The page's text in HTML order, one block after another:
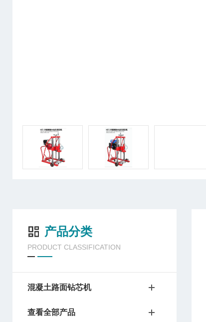
产品分类
PRODUCT CLASSIFICATION
混凝土路面钻芯机
查看全部产品